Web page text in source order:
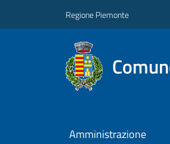
Regione Piemonte
Amministrazione